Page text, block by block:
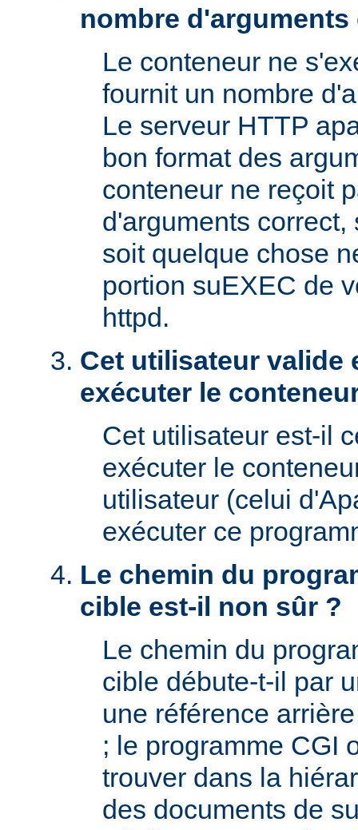
nombre
Le conteneur ne
fournit un nombre
Le serveur HTTP
bon format des
conteneur ne reçoit
d'arguments
soit quelque chose
portion suEXEC de
httpd.
Cet utilisateur valide
exécuter le
Cet utilisateur est-il
exécuter le
utilisateur (celui
exécuter ce
Le chemin du
cible est-il non sûr ?
Le chemin du
cible débute-t-il par
une référence
; le programme CGI
trouver dans la
des documents de